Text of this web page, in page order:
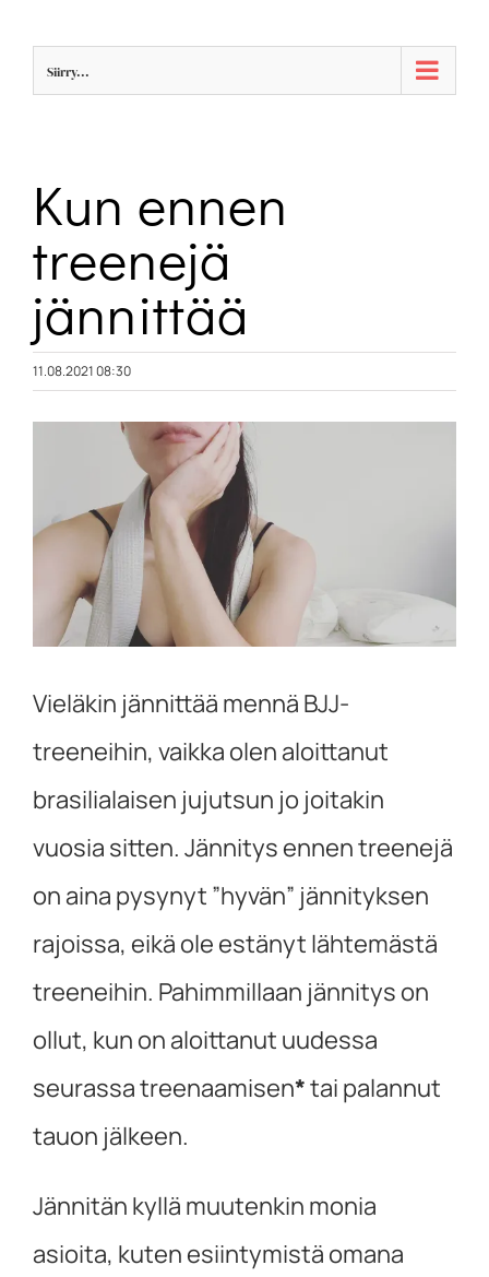
Siirry...
Kun ennen
treenejä
jännittää
11.08.2021 08:30
isompana
Vieläkin jännittää mennä BJJ-
treeneihin, vaikka olen aloittanut
brasilialaisen jujutsun jo joitakin
vuosia sitten. Jännitys ennen treenejä
on aina pysynyt ”hyvän” jännityksen
rajoissa, eikä ole estänyt lähtemästä
treeneihin. Pahimmillaan jännitys on
ollut, kun on aloittanut uudessa
seurassa treenaamisen*tai palannut
tauon jälkeen.
Jännitän kyllä muutenkin monia
asioita, kuten esiintymistä omana